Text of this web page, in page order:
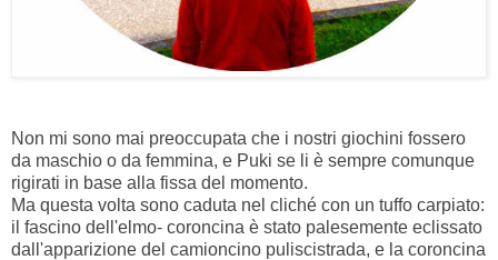
Non mi sono mai preoccupata che i nostri giochini fossero
da maschio o da femmina, e Puki se li è sempre comunque
rigirati in base alla fissa del momento.
Ma questa volta sono caduta nel cliché con un tuffo carpiato:
il fascino dell'elmo- coroncina è stato palesemente eclissato
dall'apparizione del camioncino puliscistrada, e la coroncina